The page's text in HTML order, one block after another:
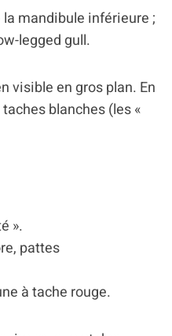
mandibule inférieure ;
legged gull.
visible en gros plan. En
blanches (les «
».
pattes
à tache rouge.